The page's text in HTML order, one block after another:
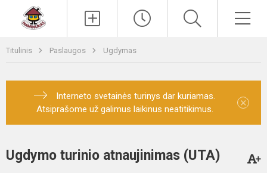
Titulinis Paslaugos Ugdymas
Interneto svetainės turinys dar kuriamas.
Atsiprašome už galimus laikinus neatitikimus.
×
Ugdymo turinio atnaujinimas (UTA)